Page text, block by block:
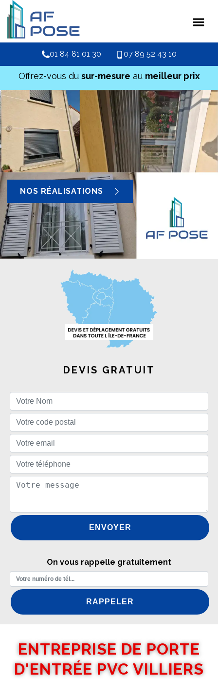
01 84 81 01 30 07 89 52 43 10
Offrez-vous du sur-mesure au meilleur prix
NOS RÉALISATIONS
DEVIS GRATUIT
On vous rappelle gratuitement
ENTREPRISE DE PORTE
D'ENTRÉE PVC VILLIERS